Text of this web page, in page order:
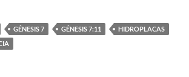
GÉNESIS 7 GÉNESIS 7:11
HIDROPLACAS